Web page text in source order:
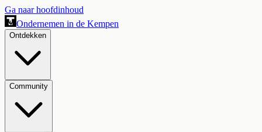
Ga naar hoofdinhoud
Ondernemen in de Kempen
Ontdekken
Community